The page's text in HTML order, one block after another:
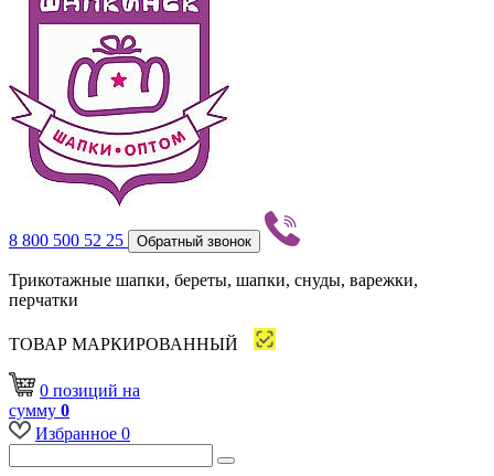
8 800 500 52 25 Обратный звонок
Трикотажные шапки, береты, шапки, снуды, варежки,
перчатки
ТОВАР МАРКИРОВАННЫЙ
0 позиций на
сумму 0
Избранное 0